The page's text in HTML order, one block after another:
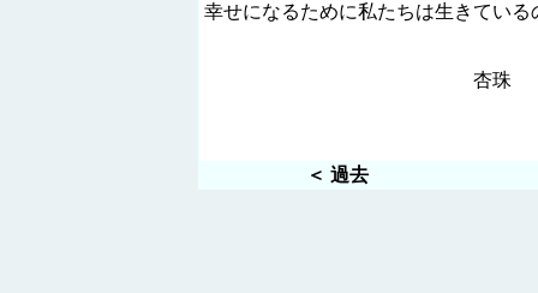
幸せになるために私たちは生きている
杏珠
＜ 過去